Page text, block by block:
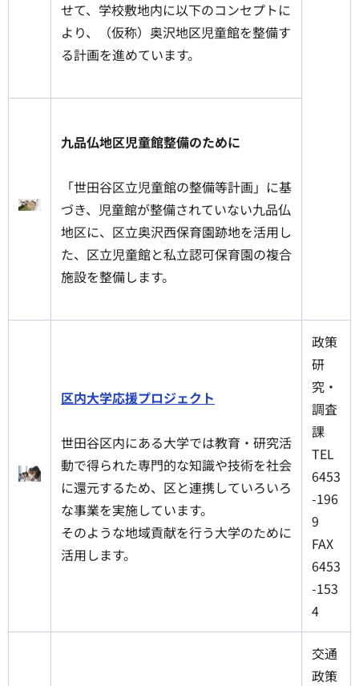
せて、学校敷地内に以下のコンセプトに
より、（仮称）奥沢地区児童館を整備す
る計画を進めています。
九品仏地区児童館整備のために
「世田谷区立児童館の整備等計画」に基
づき、児童館が整備されていない九品仏
地区に、区立奥沢西保育園跡地を活用し
た、区立児童館と私立認可保育園の複合
施設を整備します。
区内大学応援プロジェクト
世田谷区内にある大学では教育・研究活
動で得られた専門的な知識や技術を社会
に還元するため、区と連携していろいろ
な事業を実施しています。
そのような地域貢献を行う大学のために
活用します。
政策
研
究・
調査
課
TEL
6453
-196
9
FAX
6453
-153
4
交通
政策